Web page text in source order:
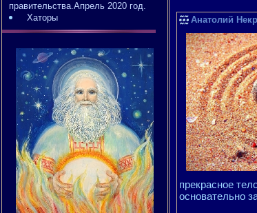
правительства.Апрель 2020 год.
Хаторы
Анатолий
прекрасное
основательно